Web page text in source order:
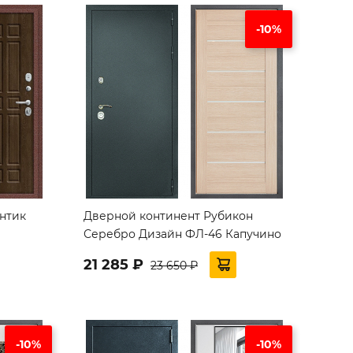
-10%
Дверной континент Рубикон
Серебро Дизайн ФЛ-46 Капучино
21 285 ₽ 23 650 ₽
-10% -10%